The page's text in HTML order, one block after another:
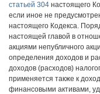
статьей 304 настоящего
если иное не
настоящего Кодекса.
настоящей главой в
акциями непубличного
определения доходов и
доходов (расходов)
применяется также к
финансовыми активами,